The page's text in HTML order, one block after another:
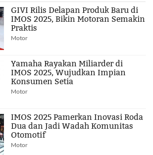
GIVI Rilis Delapan Produk Baru di
IMOS 2025, Bikin Motoran Semakin
Praktis
Motor
Yamaha Rayakan Miliarder di
IMOS 2025, Wujudkan Impian
Konsumen Setia
Motor
IMOS 2025 Pamerkan Inovasi Roda
Dua dan Jadi Wadah Komunitas
Otomotif
Motor